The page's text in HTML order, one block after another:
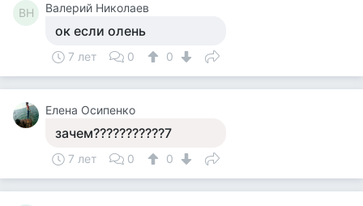
ВН Валерий Николаев
ок если олень
7 лет 0 0
Елена Осипенко
зачем???????????7
7 лет 0 0